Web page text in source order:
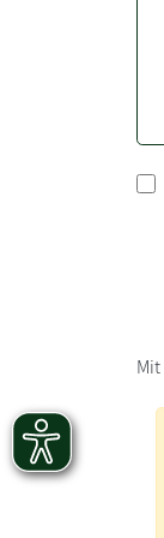
Mit